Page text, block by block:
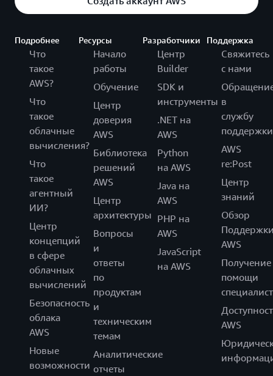
Подробнее
Что
такое
AWS?
Что
такое
облачные
вычисления?
Что
такое
агентный
ИИ?
Центр
концепций
в сфере
облачных
вычислений
Безопасность
облака
AWS
Новые
возможности
Ресурсы
Начало
работы
Обучение
Центр
доверия
AWS
Библиотека
решений
AWS
Центр
архитектуры
Вопросы
и
ответы
по
продуктам
и
техническим
темам
Аналитические
отчеты
Разработчики
Центр
Builder
SDK и
инструменты
.NET на
AWS
Python
на AWS
Java на
AWS
PHP на
AWS
JavaScript
на AWS
Поддержка
Свяжитесь
с нами
в
службу
поддержки
AWS
re:Post
Центр
знаний
Обзор
AWS
Получение
помощи
AWS